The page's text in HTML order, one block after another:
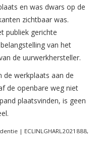
en was dwars op de
zichtbaar was.
publiek gerichte
van het
de uurwerkhersteller.
de werkplaats aan de
de openbare weg niet
plaatsvinden, is geen
| ECLINLGHARL2021888,